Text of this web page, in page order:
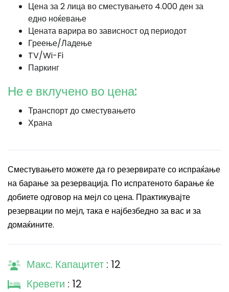
Цена за 2 лица во сместувањето 4.000 ден за
едно ноќевање
Цената варира во зависност од периодот
Греење/Ладење
TV/Wi-Fi
Паркинг
Не е вклучено во цена:
Транспорт до сместувањето
Храна
Сместувањето можете да го резервирате со испраќање
на барање за резервација. По испратеното барање ќе
добиете одговор на мејл со цена. Практикувајте
резервации по мејл, така е најбезбедно за вас и за
домаќините.
Макс. Капацитет : 12
Кревети : 12